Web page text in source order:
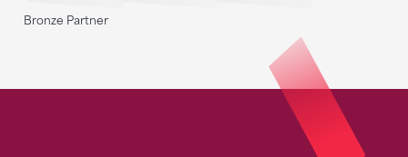
Bronze Partner